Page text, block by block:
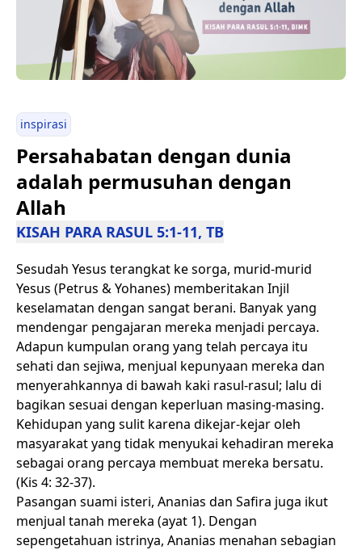
inspirasi
Persahabatan dengan dunia
adalah permusuhan dengan
Allah
KISAH PARA RASUL 5:1-11, TB
Sesudah Yesus terangkat ke sorga, murid-murid
Yesus (Petrus & Yohanes) memberitakan Injil
keselamatan dengan sangat berani. Banyak yang
mendengar pengajaran mereka menjadi percaya.
Adapun kumpulan orang yang telah percaya itu
sehati dan sejiwa, menjual kepunyaan mereka dan
menyerahkannya di bawah kaki rasul-rasul; lalu di
bagikan sesuai dengan keperluan masing-masing.
Kehidupan yang sulit karena dikejar-kejar oleh
masyarakat yang tidak menyukai kehadiran mereka
sebagai orang percaya membuat mereka bersatu.
(Kis 4: 32-37).
Pasangan suami isteri, Ananias dan Safira juga ikut
menjual tanah mereka (ayat 1). Dengan
sepengetahuan istrinya, Ananias menahan sebagian